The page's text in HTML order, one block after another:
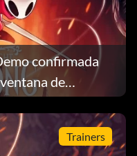
confirmada
de
Trainers